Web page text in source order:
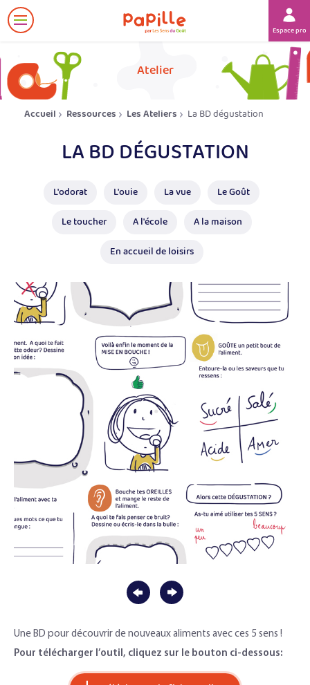
Afficher
le
Espace
Atelier
Accueil Ressources Les Ateliers La BD dégustation
LA BD DÉGUSTATION
L'odorat L'ouie La vue Le Goût
Le toucher A l'école A la maison
En accueil de loisirs
Une BD pour découvrir de nouveaux aliments avec ces 5 sens !
Pour télécharger l’outil, cliquez sur le bouton ci-dessous: